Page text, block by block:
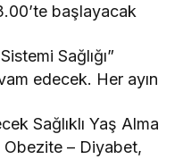
başlayacak
Sağlığı”
edecek. Her ayın
Sağlıklı Yaş Alma
Obezite – Diyabet,